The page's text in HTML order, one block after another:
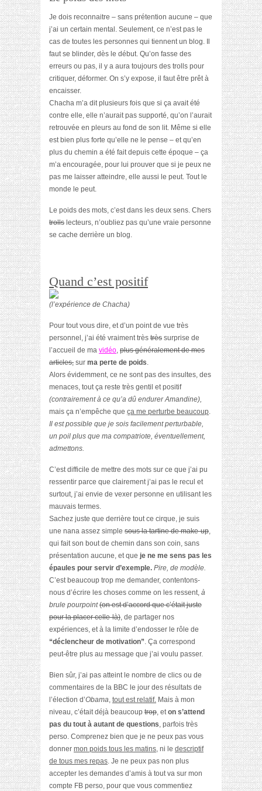
Je dois reconnaitre – sans prétention aucune – que
j’ai un certain mental. Seulement, ce n’est pas le
cas de toutes les personnes qui tiennent un blog. Il
faut se blinder, dès le début. Qu’on fasse des
erreurs ou pas, il y a aura toujours des trolls pour
critiquer, déformer. On s’y expose, il faut être prêt à
encaisser.
Chacha m’a dit plusieurs fois que si ça avait été
contre elle, elle n’aurait pas supporté, qu’on l’aurait
retrouvée en pleurs au fond de son lit. Même si elle
est bien plus forte qu’elle ne le pense – et qu’en
plus du chemin a été fait depuis cette époque – ça
m’a encouragée, pour lui prouver que si je peux ne
pas me laisser atteindre, elle aussi le peut. Tout le
monde le peut.
Le poids des mots, c’est dans les deux sens. Chers
trolls lecteurs, n’oubliez pas qu’une vraie personne
se cache derrière un blog.
Quand c’est positif
(l’expérience de Chacha)
Pour tout vous dire, et d’un point de vue très
personnel, j’ai été vraiment très très surprise de
l’accueil de ma vidéo, plus généralement de mes
articles, sur ma perte de poids.
Alors évidemment, ce ne sont pas des insultes, des
menaces, tout ça reste très gentil et positif
(contrairement à ce qu’a dû endurer Amandine),
mais ça n’empêche que ça me perturbe beaucoup.
Il est possible que je sois facilement perturbable,
un poil plus que ma compatriote, éventuellement,
admettons.
C’est difficile de mettre des mots sur ce que j’ai pu
ressentir parce que clairement j’ai pas le recul et
surtout, j’ai envie de vexer personne en utilisant les
mauvais termes.
Sachez juste que derrière tout ce cirque, je suis
une nana assez simple sous la tartine de make-up,
qui fait son bout de chemin dans son coin, sans
présentation aucune, et que je ne me sens pas les
épaules pour servir d’exemple. Pire, de modèle.
C’est beaucoup trop me demander, contentons-
nous d’écrire les choses comme on les ressent, à
brule pourpoint (on est d’accord que c’était juste
pour la placer celle-là), de partager nos
expériences, et à la limite d’endosser le rôle de
“déclencheur de motivation”. Ça correspond
peut-être plus au message que j’ai voulu passer.
Bien sûr, j’ai pas atteint le nombre de clics ou de
commentaires de la BBC le jour des résultats de
l’élection d’Obama, tout est relatif. Mais à mon
niveau, c’était déjà beaucoup trop, eton s’attend
pas du tout à autant de questions, parfois très
perso. Comprenez bien que je ne peux pas vous
donner mon poids tous les matins, ni le descriptif
de tous mes repas. Je ne peux pas non plus
accepter les demandes d’amis à tout va sur mon
compte FB perso, pour que vous commentiez